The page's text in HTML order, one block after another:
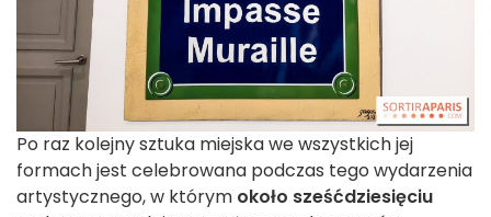
Po raz kolejny sztuka miejska we wszystkich jej
formach jest celebrowana podczas tego wydarzenia
artystycznego, w którym około sześćdziesięciu